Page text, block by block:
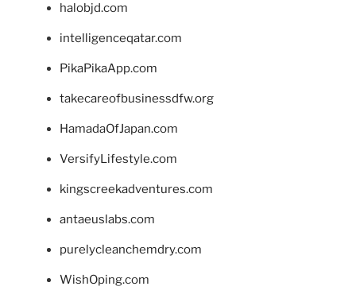
halobjd.com
intelligenceqatar.com
PikaPikaApp.com
takecareofbusinessdfw.org
HamadaOfJapan.com
VersifyLifestyle.com
kingscreekadventures.com
antaeuslabs.com
purelycleanchemdry.com
WishOping.com